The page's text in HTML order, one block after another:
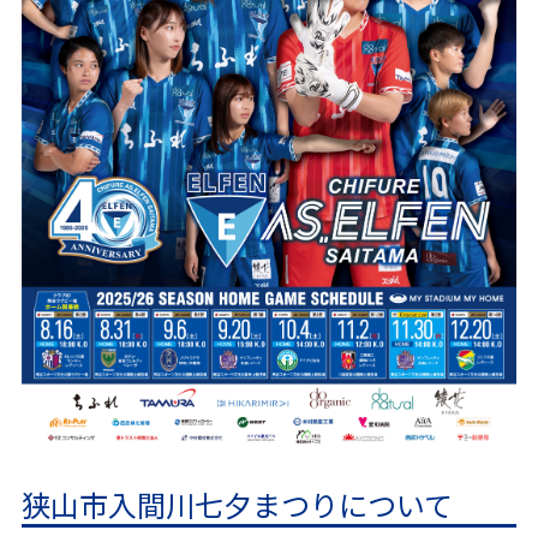
狭山市入間川七夕まつりについて